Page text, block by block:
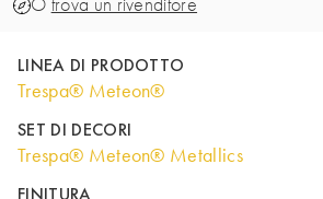
O trova un rivenditore
LINEA DI PRODOTTO
Trespa® Meteon®
SET DI DECORI
Trespa® Meteon® Metallics
FINITURA